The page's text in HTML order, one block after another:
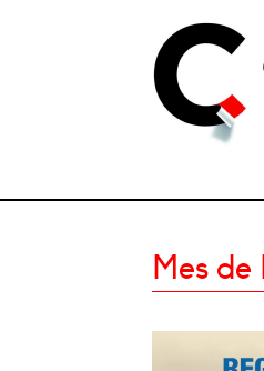
Mes de